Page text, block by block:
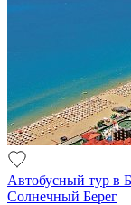
Автобусный тур в
Солнечный Берег